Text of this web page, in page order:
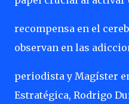
recompensa en el
observan en las
periodista y Magíster
Estratégica, Rodrigo